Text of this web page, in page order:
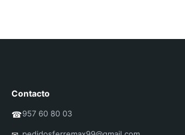
Contacto
☎957 60 80 03